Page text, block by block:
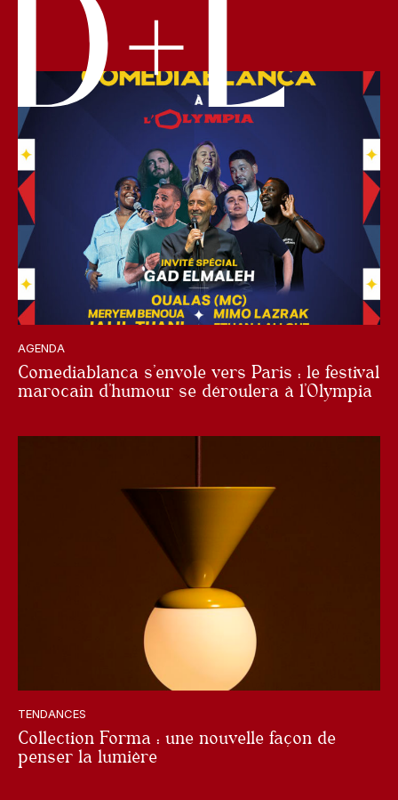
AGENDA
Comediablanca s’envole vers Paris : le festival
marocain d’humour se déroulera à l’Olympia
TENDANCES
Collection Forma : une nouvelle façon de
penser la lumière